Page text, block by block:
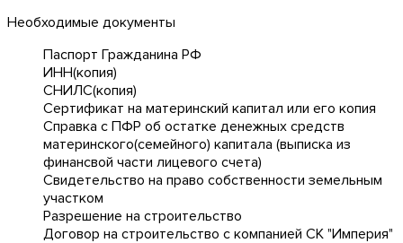
Необходимые документы
Паспорт Гражданина РФ
ИНН(копия)
СНИЛС(копия)
Сертификат на материнский капитал или его копия
Справка с ПФР об остатке денежных средств
материнского(семейного) капитала (выписка из
финансвой части лицевого счета)
Свидетельство на право собственности земельным
участком
Разрешение на строительство
Договор на строительство с компанией СК "Империя"